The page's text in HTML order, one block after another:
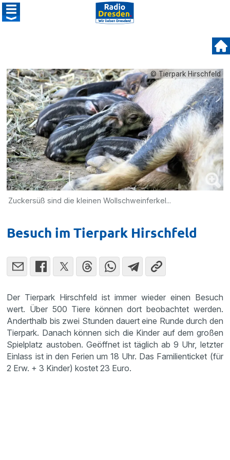
© Tierpark Hirschfeld
Zuckersüß sind die kleinen Wollschweinferkel...
Besuch im Tierpark Hirschfeld
Der Tierpark Hirschfeld ist immer wieder einen Besuch
wert. Über 500 Tiere können dort beobachtet werden.
Anderthalb bis zwei Stunden dauert eine Runde durch den
Tierpark. Danach können sich die Kinder auf dem großen
Spielplatz austoben. Geöffnet ist täglich ab 9 Uhr, letzter
Einlass ist in den Ferien um 18 Uhr. Das Familienticket (für
2 Erw. + 3 Kinder) kostet 23 Euro.